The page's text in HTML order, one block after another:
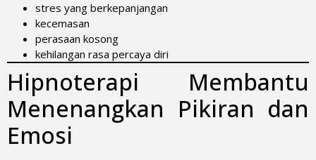
stres yang berkepanjangan
kecemasan
perasaan kosong
kehilangan rasa percaya diri
Hipnoterapi Membantu
Menenangkan Pikiran dan
Emosi